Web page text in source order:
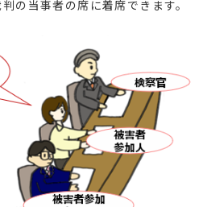
の当事者の席に着席できます。